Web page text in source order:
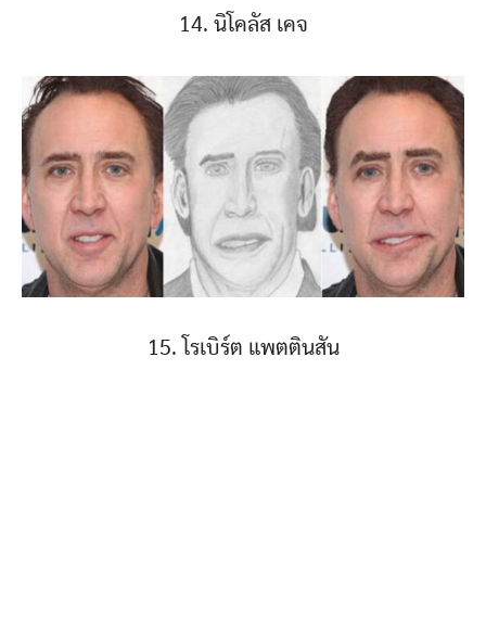
14. นิโคลัส เคจ
15. โรเบิร์ต แพตตินสัน